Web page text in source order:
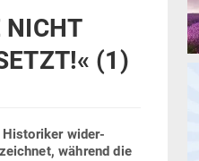
NICHT
(1)
His­to­riker wider­
während die